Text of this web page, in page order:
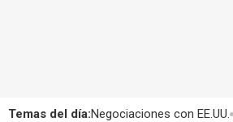
Temas del día:Negociaciones con EE.UU.